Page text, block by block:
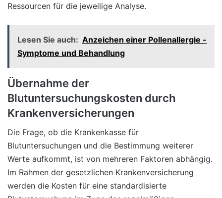
Ressourcen für die jeweilige Analyse.
Lesen Sie auch: Anzeichen einer Pollenallergie -
Symptome und Behandlung
Übernahme der
Blutuntersuchungskosten durch
Krankenversicherungen
Die Frage, ob die Krankenkasse für
Blutuntersuchungen und die Bestimmung weiterer
Werte aufkommt, ist von mehreren Faktoren abhängig.
Im Rahmen der gesetzlichen Krankenversicherung
werden die Kosten für eine standardisierte